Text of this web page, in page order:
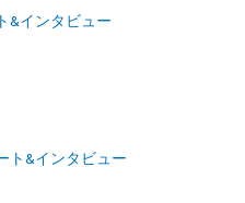
&インタビュー
ト&インタビュー